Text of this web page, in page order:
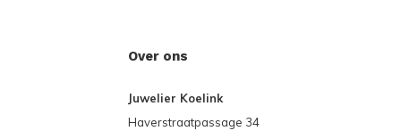
Over ons
Juwelier Koelink
Haverstraatpassage 34